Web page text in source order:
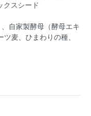
スシード
自家製酵母（酵母エキ
麦、ひまわりの種、